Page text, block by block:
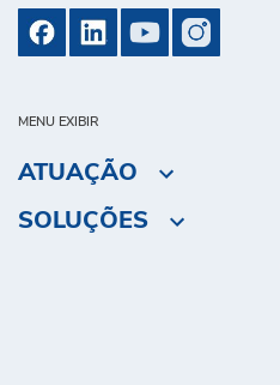
MENU EXIBIR
ATUAÇÃO
SOLUÇÕES